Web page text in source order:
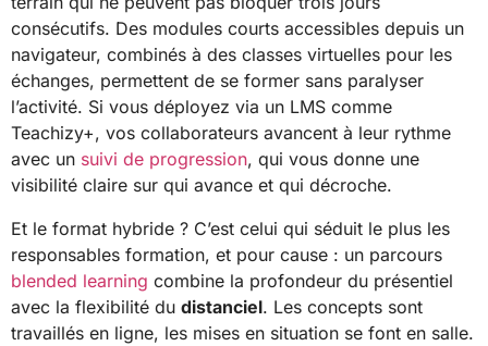
consécutifs. Des modules courts accessibles depuis un
navigateur, combinés à des classes virtuelles pour les
échanges, permettent de se former sans paralyser
l’activité. Si vous déployez via un LMS comme
Teachizy+, vos collaborateurs avancent à leur rythme
avec un suivi de progression, qui vous donne une
visibilité claire sur qui avance et qui décroche.
Et le format hybride ? C’est celui qui séduit le plus les
responsables formation, et pour cause : un parcours
blended learning combine la profondeur du présentiel
avec la flexibilité du distanciel. Les concepts sont
travaillés en ligne, les mises en situation se font en salle.